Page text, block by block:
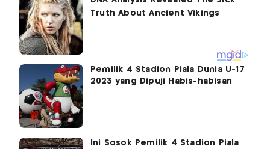
Pemilik 4 Stadion Piala Dunia U-17
2023 yang Dipuji Habis-habisan
Ini Sosok Pemilik 4 Stadion Piala